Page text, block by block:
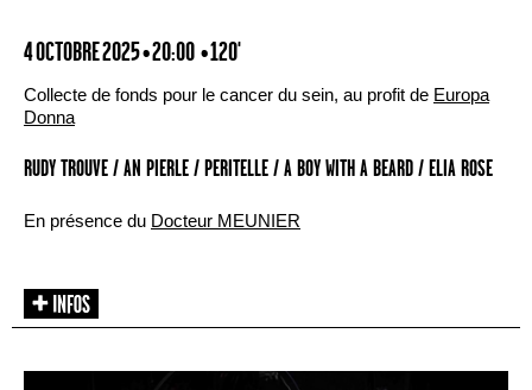
4 OCTOBRE 2025 • 20:00 • 120'
Collecte de fonds pour le cancer du sein, au profit de Europa
Donna
RUDY TROUVE / AN PIERLE / PERITELLE / A BOY WITH A BEARD / ELIA ROSE
En présence du Docteur MEUNIER